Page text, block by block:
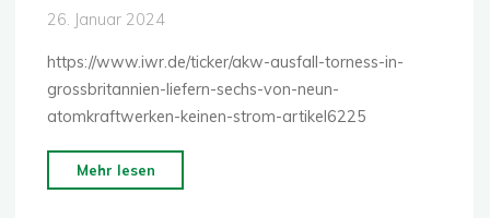
26. Januar 2024
https://www.iwr.de/ticker/akw-ausfall-torness-in-
grossbritannien-liefern-sechs-von-neun-
atomkraftwerken-keinen-strom-artikel6225
Mehr lesen
alltäglichen